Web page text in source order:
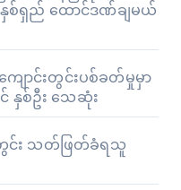
စ်ရှည် ထောင်ဒဏ်ချမယ်
ောင်းတွင်းပစ်ခတ်မှုမှာ
နှစ်ဦး သေဆုံး
င်း သတ်ဖြတ်ခံရသူ